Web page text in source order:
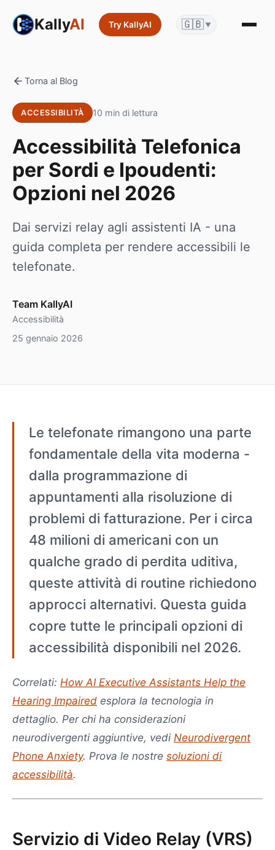
KallyAI Try KallyAI 🇬🇧 ▼
Torna al Blog
ACCESSIBILITÀ 10 min di lettura
Accessibilità Telefonica
per Sordi e Ipoudenti:
Opzioni nel 2026
Dai servizi relay agli assistenti IA - una
guida completa per rendere accessibili le
telefonate.
Team KallyAI
Accessibilità
25 gennaio 2026
Le telefonate rimangono una parte
fondamentale della vita moderna -
dalla programmazione di
appuntamenti alla risoluzione di
problemi di fatturazione. Per i circa
48 milioni di americani con un
qualche grado di perdita uditiva,
queste attività di routine richiedono
approcci alternativi. Questa guida
copre tutte le principali opzioni di
accessibilità disponibili nel 2026.
Correlati: How AI Executive Assistants Help the
Hearing Impaired esplora la tecnologia in
dettaglio. Per chi ha considerazioni
neurodivergenti aggiuntive, vedi Neurodivergent
Phone Anxiety. Prova le nostre soluzioni di
accessibilità.
Servizio di Video Relay (VRS)